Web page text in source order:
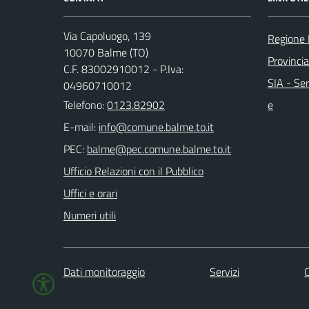
Via Capoluogo, 139
10070 Balme (TO)
C.F. 83002910012 - P.Iva:
04960710012
Telefono:0123.82902
E-mail:
PEC:
Ufficio Relazioni con il Pubblico
Uffici e orari
Numeri utili
SIA -
e
Dati monitoraggio Servizi